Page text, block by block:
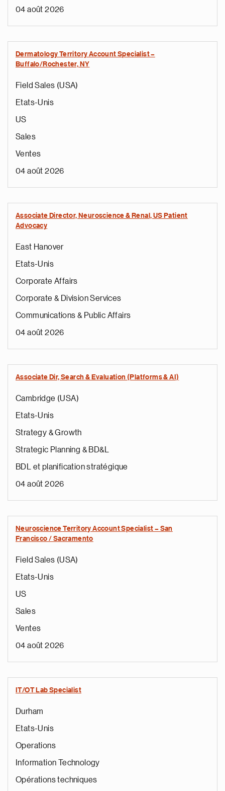
04 août 2026
Dermatology Territory Account Specialist –
Buffalo/Rochester, NY
Field Sales (USA)
Etats-Unis
US
Sales
Ventes
04 août 2026
Associate Director, Neuroscience & Renal, US Patient
Advocacy
East Hanover
Etats-Unis
Corporate Affairs
Corporate & Division Services
Communications & Public Affairs
04 août 2026
Associate Dir, Search & Evaluation (Platforms & AI)
Cambridge (USA)
Etats-Unis
Strategy & Growth
Strategic Planning & BD&L
BDL et planification stratégique
04 août 2026
Neuroscience Territory Account Specialist – San
Francisco / Sacramento
Field Sales (USA)
Etats-Unis
US
Sales
Ventes
04 août 2026
IT/OT Lab Specialist
Durham
Etats-Unis
Operations
Information Technology
Opérations techniques